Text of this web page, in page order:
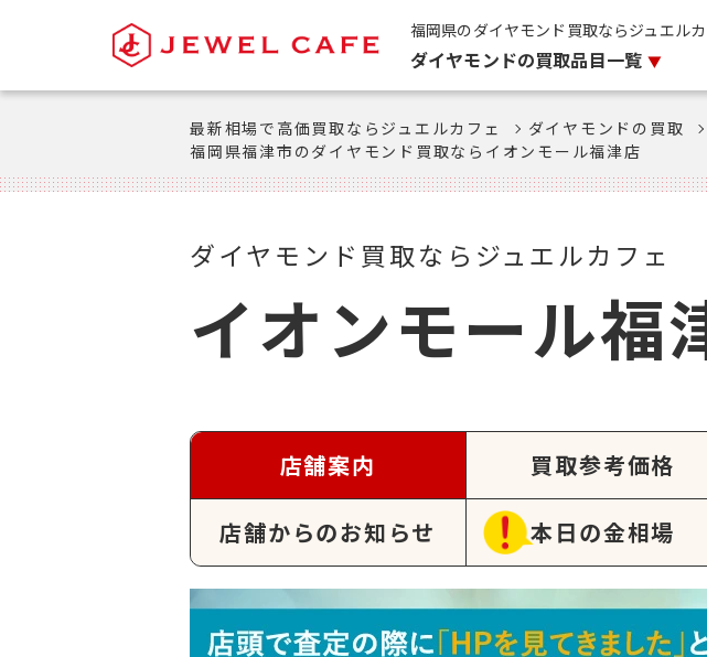
福岡県のダイヤモンド買取ならジュエルカ
ダイヤモンドの買取品目一覧
最新相場で高価買取ならジュエルカフェ ダイヤモンドの買取
福岡県福津市のダイヤモンド買取ならイオンモール福津店
ダイヤモンド買取ならジュエルカフェ
イオンモール福
店舗案内 買取参考価格
店舗からのお知らせ 本日の金相場